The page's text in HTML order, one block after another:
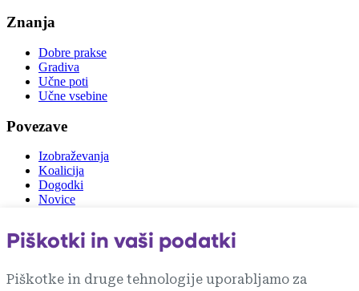
Znanja
Dobre prakse
Gradiva
Učne poti
Učne vsebine
Povezave
Izobraževanja
Koalicija
Dogodki
Novice
Zunanje povezave
gzs.si
Piškotki in vaši podatki
Piškotke in druge tehnologije uporabljamo za